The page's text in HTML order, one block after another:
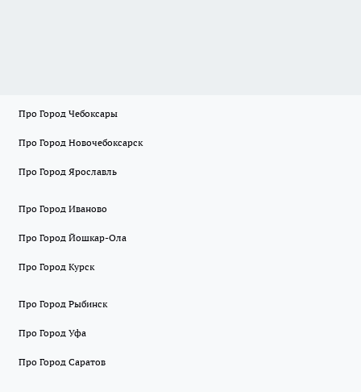
Про Город Чебоксары
Про Город Новочебоксарск
Про Город Ярославль
Про Город Иваново
Про Город Йошкар-Ола
Про Город Курск
Про Город Рыбинск
Про Город Уфа
Про Город Саратов